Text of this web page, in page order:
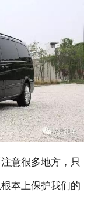
关于我们
联系我们
意很多地方，只
本上保护我们的